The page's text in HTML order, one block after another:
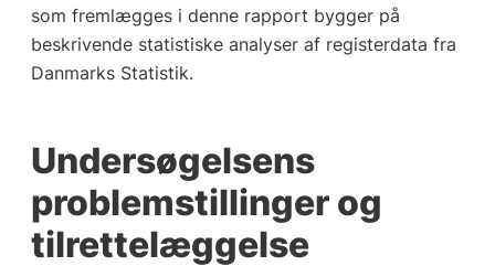
som fremlægges i denne rapport bygger på
beskrivende statistiske analyser af registerdata fra
Danmarks Statistik.
Undersøgelsens
problemstillinger og
tilrettelæggelse